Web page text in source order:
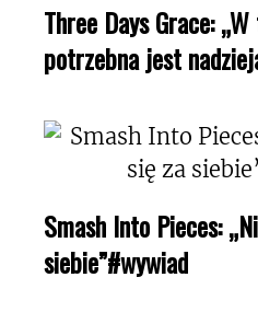
Three Days Grace:
potrzebna jest
Smash Into Pieces:
siebie”#wywiad